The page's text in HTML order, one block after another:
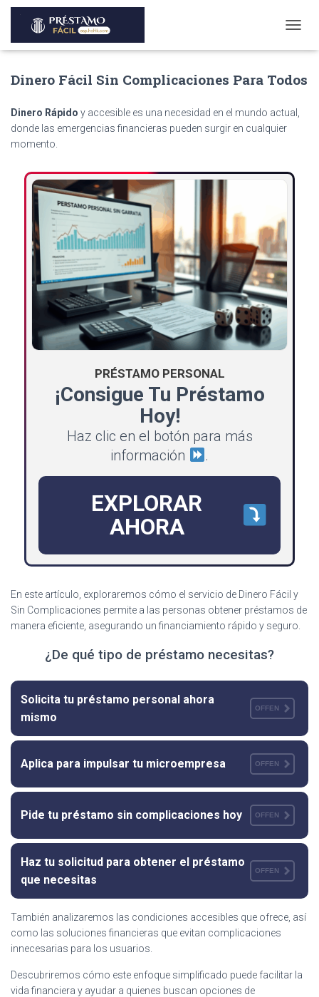
O
G
N
Dinero Fácil Sin Complicaciones Para Todos
Dinero Rápido y accesible es una necesidad en el mundo actual,
donde las emergencias financieras pueden surgir en cualquier
momento.
PRÉSTAMO PERSONAL
¡Consigue Tu Préstamo
Hoy!
Haz clic en el botón para más
información
.
EXPLORAR
AHORA
En este artículo, exploraremos cómo el servicio de Dinero Fácil y
Sin Complicaciones permite a las personas obtener préstamos de
manera eficiente, asegurando un financiamiento rápido y seguro.
¿De qué tipo de préstamo necesitas?
Solicita tu préstamo personal ahora
mismo
OFFEN
Aplica para impulsar tu microempresa OFFEN
Pide tu préstamo sin complicaciones hoy OFFEN
Haz tu solicitud para obtener el préstamo
que necesitas
OFFEN
También analizaremos las condiciones accesibles que ofrece, así
como las soluciones financieras que evitan complicaciones
innecesarias para los usuarios.
Descubriremos cómo este enfoque simplificado puede facilitar la
vida financiera y ayudar a quienes buscan opciones de